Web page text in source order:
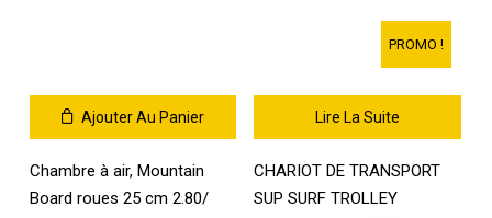
Ajouter Au Panier
Chambre à air, Mountain
Board roues 25 cm 2.80/
PROMO !
Lire La Suite
CHARIOT DE TRANSPORT
SUP SURF TROLLEY